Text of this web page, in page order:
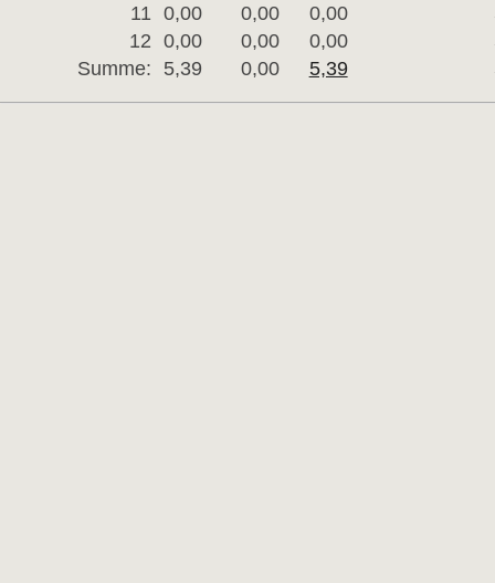
11 0,00 0,00 0,00
12 0,00 0,00 0,00
Summe:
5,39 0,00 5,39